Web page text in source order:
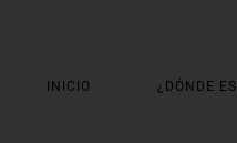
INICIO ¿DÓNDE